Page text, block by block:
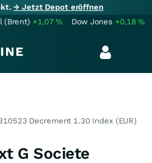
→ Jetzt Depot eröffnen
(Brent) +1,07% Dow Jones +0,18%
Decrement 1.30 Index (EUR)
G Societe